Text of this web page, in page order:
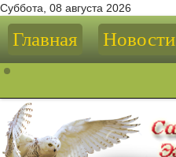
Суббота, 08 августа 2026
Главная Новости